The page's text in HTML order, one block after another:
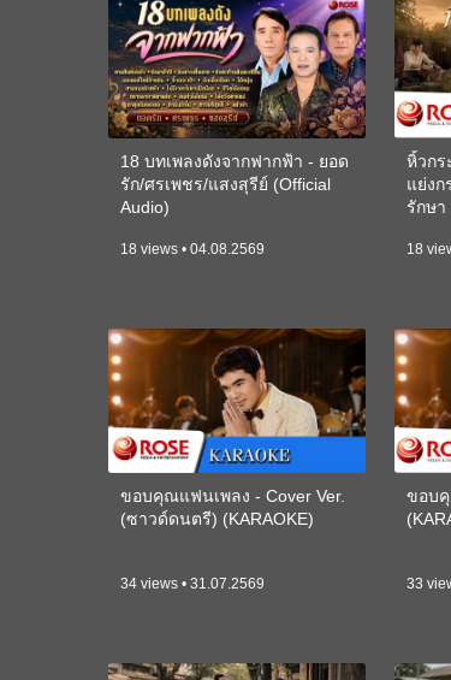
18 บทเพลงดังจากฟากฟ้า - ยอด
รัก/ศรเพชร/แสงสุรีย์ (Official
Audio)
18 views • 04.08.2569
หิ้วกร
แย่งก
รักษา
18
ขอบคุณแฟนเพลง - Cover Ver.
(ซาวด์ดนตรี) (KARAOKE)
34 views • 31.07.2569
ขอบคุ
33